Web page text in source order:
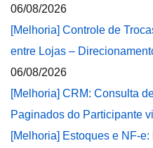
06/08/2026
[Melhoria] Controle de
entre Lojas –
06/08/2026
[Melhoria] CRM: Consulta
Paginados do Participante
[Melhoria] Estoques e NF-